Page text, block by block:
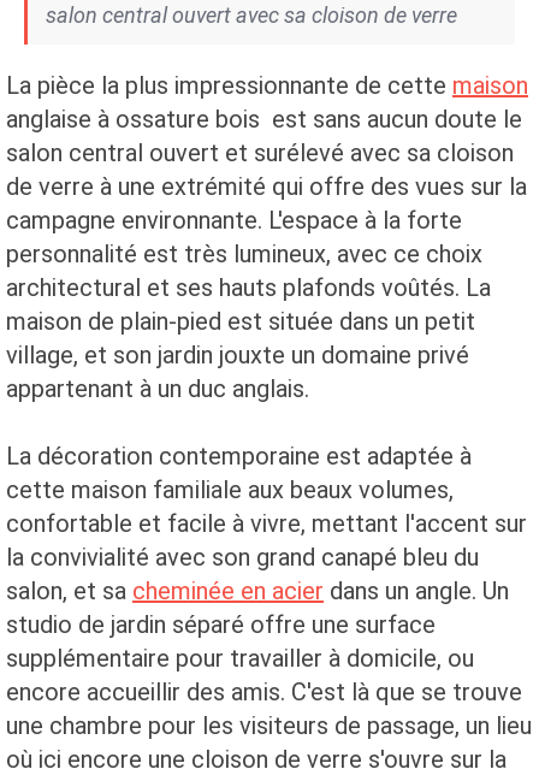
salon central ouvert avec sa cloison de verre
La pièce la plus impressionnante de cette maison
anglaise à ossature bois est sans aucun doute le
salon central ouvert et surélevé avec sa cloison
de verre à une extrémité qui offre des vues sur la
campagne environnante. L'espace à la forte
personnalité est très lumineux, avec ce choix
architectural et ses hauts plafonds voûtés. La
maison de plain-pied est située dans un petit
village, et son jardin jouxte un domaine privé
appartenant à un duc anglais.
La décoration contemporaine est adaptée à
cette maison familiale aux beaux volumes,
confortable et facile à vivre, mettant l'accent sur
la convivialité avec son grand canapé bleu du
salon, et sa cheminée en acier dans un angle. Un
studio de jardin séparé offre une surface
supplémentaire pour travailler à domicile, ou
encore accueillir des amis. C'est là que se trouve
une chambre pour les visiteurs de passage, un lieu
où ici encore une cloison de verre s'ouvre sur la